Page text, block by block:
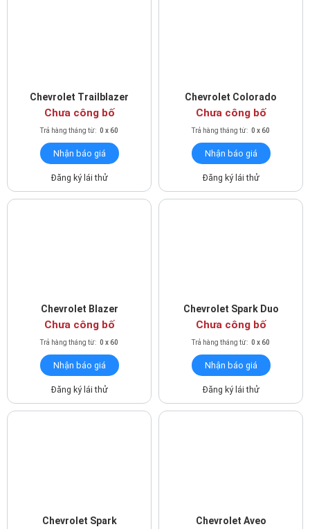
Chế độ ga tự động
Vận hành
lượng khí thải độc hại ra môi trường, với chuẩn khí thải EURO 4.
Ở chế độ ECO, Captiva Revv trở thành một trong những chiếc xe
có mức tiêu thụ nhiên liệu thấp nhất trong phân khúc. Hộp số tự
động 6 cấp có chế độ lái bán tự động giúp xe vận hành mạnh
mẽ, êm ái và chuẩn xác.
Chevrolet Trailblazer
Chưa công bố
Trả hàng tháng từ: 0 x 60
Nhận báo giá
Đăng ký lái thử
Chevrolet Colorado
Chưa công bố
Trả hàng tháng từ: 0 x 60
Nhận báo giá
Đăng ký lái thử
Chevrolet Blazer
Chưa công bố
Trả hàng tháng từ: 0 x 60
Nhận báo giá
Đăng ký lái thử
Chevrolet Spark Duo
Chưa công bố
Trả hàng tháng từ: 0 x 60
Nhận báo giá
Đăng ký lái thử
Chevrolet Spark Chevrolet Aveo